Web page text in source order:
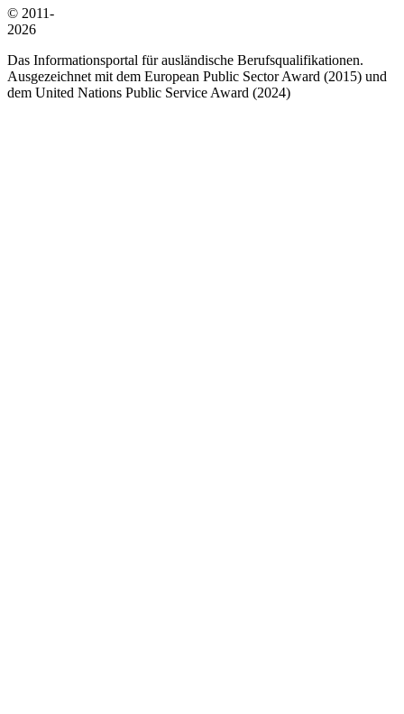
© 2011-
2026
Das Informationsportal für ausländische Berufsqualifikationen.
Ausgezeichnet mit dem European Public Sector Award (2015) und
dem United Nations Public Service Award (2024)